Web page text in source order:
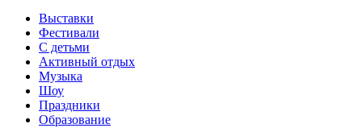
Выставки
Фестивали
С детьми
Активный отдых
Музыка
Шоу
Праздники
Образование